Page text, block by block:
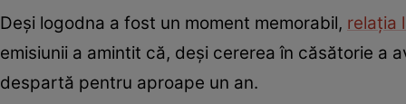
Deși logodna a fost un moment memorabil, relația
emisiunii a amintit că, deși cererea în căsătorie a
despartă pentru aproape un an.